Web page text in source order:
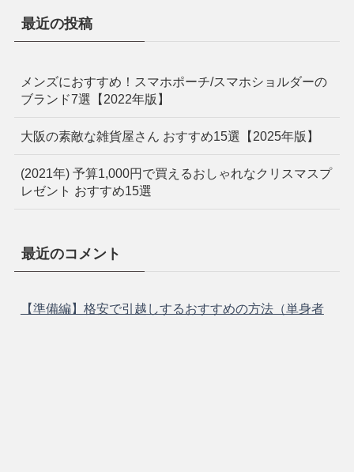
最近の投稿
メンズにおすすめ！スマホポーチ/スマホショルダーの
ブランド7選【2022年版】
大阪の素敵な雑貨屋さん おすすめ15選【2025年版】
(2021年) 予算1,000円で買えるおしゃれなクリスマスプ
レゼント おすすめ15選
最近のコメント
【準備編】格安で引越しするおすすめの方法（単身者